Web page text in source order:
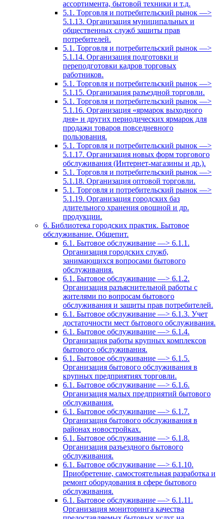
ассортимента, бытовой техники и т.д.
5.1. Торговля и потребительский рынок —>
5.1.13. Организация муниципальных и
общественных служб зашиты прав
потребителей.
5.1. Торговля и потребительский рынок —>
5.1.14. Организация подготовки и
переподготовки кадров торговых
работников.
5.1. Торговля и потребительский рынок —>
5.1.15. Организация разъездной торговли.
5.1. Торговля и потребительский рынок —>
5.1.16. Организация «ярмарок выходного
дня» и других периодических ярмарок для
продажи товаров повседневного
пользования.
5.1. Торговля и потребительский рынок —>
5.1.17. Организация новых форм торгового
обслуживания (Интернет-магазины и др.).
5.1. Торговля и потребительский рынок —>
5.1.18. Организация оптовой торговли.
5.1. Торговля и потребительский рынок —>
5.1.19. Организация городских баз
длительного хранения овощной и др.
продукции.
6. Библиотека городских практик. Бытовое
обслуживание. Общепит.
6.1. Бытовое обслуживание —> 6.1.1.
Организация городских служб,
занимающихся вопросами бытового
обслуживания.
6.1. Бытовое обслуживание —> 6.1.2.
Организация разъяснительной работы с
жителями по вопросам бытового
обслуживания и защиты прав потребителей.
6.1. Бытовое обслуживание —> 6.1.3. Учет
достаточности мест бытового обслуживания.
6.1. Бытовое обслуживание —> 6.1.4.
Организация работы крупных комплексов
бытового обслуживания.
6.1. Бытовое обслуживание —> 6.1.5.
Организация бытового обслуживания в
крупных предприятиях торговли.
6.1. Бытовое обслуживание —> 6.1.6.
Организация малых предприятий бытового
обслуживания.
6.1. Бытовое обслуживание —> 6.1.7.
Организация бытового обслуживания в
районах новостройках.
6.1. Бытовое обслуживание —> 6.1.8.
Организация разъездного бытового
обслуживания.
6.1. Бытовое обслуживание —> 6.1.10.
Приобретение, самостоятельная разработка и
ремонт оборудования в сфере бытового
обслуживания.
6.1. Бытовое обслуживание —> 6.1.11.
Организация мониторинга качества